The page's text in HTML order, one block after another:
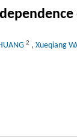
2 , Xueqiang